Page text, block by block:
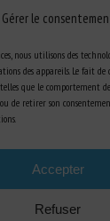
Gérer le
nous utilisons des
des appareils. Le fait de
que le comportement
ou de retirer son
Accepter
Refuser
FAQ
Expertise
sur le BEA
Ressources